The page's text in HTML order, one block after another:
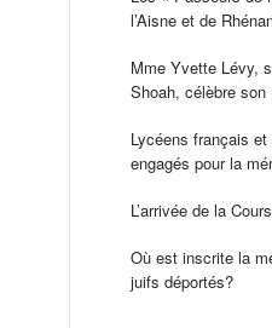
l’Aisne et de
Mme Yvette Lévy,
Shoah, célèbre son
Lycéens français et
engagés pour la
L’arrivée de la
Où est inscrite la
juifs déportés?